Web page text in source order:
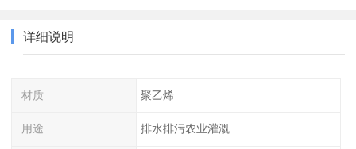
详细说明
材质 聚乙烯
用途 排水排污农业灌溉